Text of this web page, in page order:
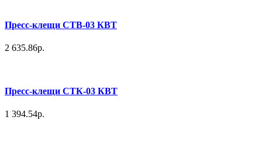
Пресс-клещи СТВ-03 КВТ
2 635.86р.
Пресс-клещи СТК-03 КВТ
1 394.54р.